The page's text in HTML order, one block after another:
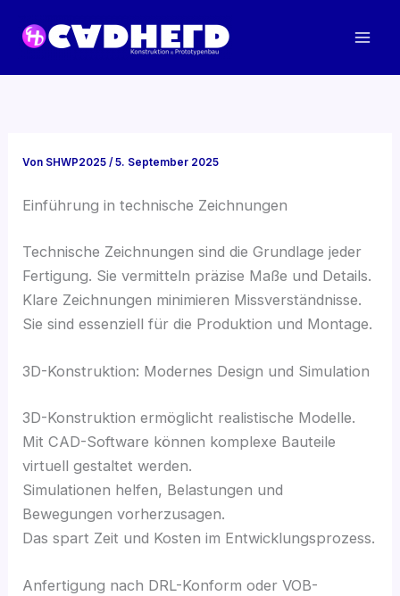
Inhalt
Von SHWP2025/5. September 2025
Einführung in technische Zeichnungen
Technische Zeichnungen sind die Grundlage jeder
Fertigung. Sie vermitteln präzise Maße und Details.
Klare Zeichnungen minimieren Missverständnisse.
Sie sind essenziell für die Produktion und Montage.
3D-Konstruktion: Modernes Design und Simulation
3D-Konstruktion ermöglicht realistische Modelle.
Mit CAD-Software können komplexe Bauteile
virtuell gestaltet werden.
Simulationen helfen, Belastungen und
Bewegungen vorherzusagen.
Das spart Zeit und Kosten im Entwicklungsprozess.
Anfertigung nach DRL-Konform oder VOB-